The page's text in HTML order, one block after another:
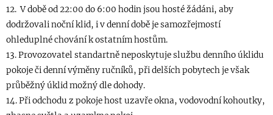
12. V době od 22:00 do 6:00 hodin jsou hosté žádáni, aby
dodržovali noční klid, i v denní době je samozřejmostí
ohleduplné chování k ostatním hostům.
13. Provozovatel standartně neposkytuje službu denního úklidu
pokoje či denní výměny ručníků, při delších pobytech je však
průběžný úklid možný dle dohody.
14. Při odchodu z pokoje host uzavře okna, vodovodní kohoutky,